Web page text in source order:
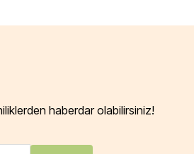
haberdar olabilirsiniz!